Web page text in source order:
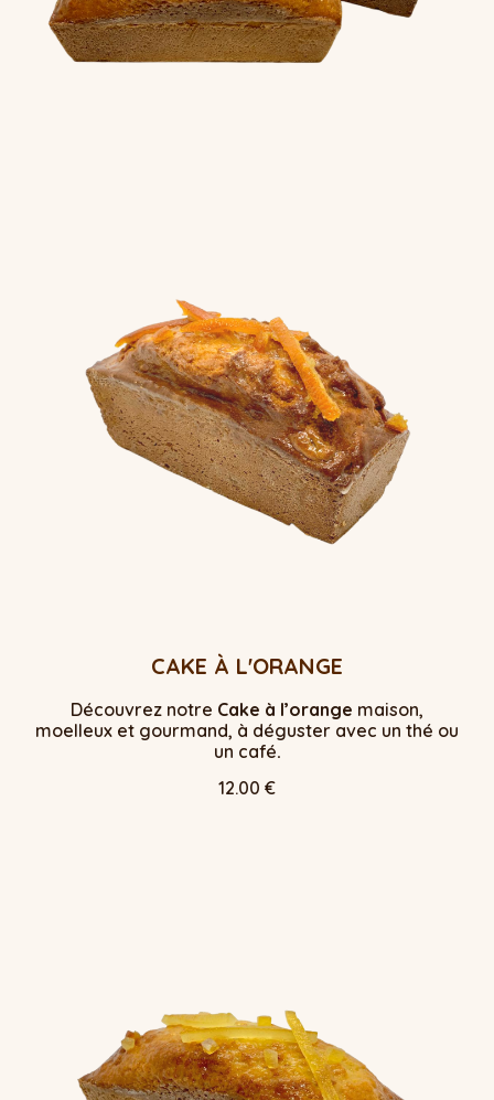
CAKE À L'ORANGE
Découvrez notre Cake à l’orange maison,
moelleux et gourmand, à déguster avec un thé ou
un café.
12.00 €